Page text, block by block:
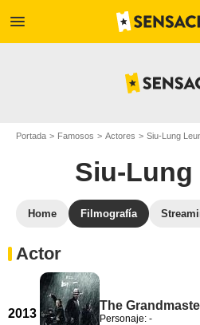
menu
Portada Famosos Actores Siu-Lung
Siu-Lung
Home Filmografía
Actor
2013
The
Personaje: -